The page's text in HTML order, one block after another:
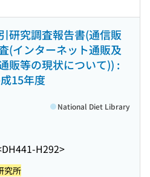
研究調査報告書(通信販
(インターネット通販及
販等の現状について)) :
15年度
H292>
National Diet Library
究所